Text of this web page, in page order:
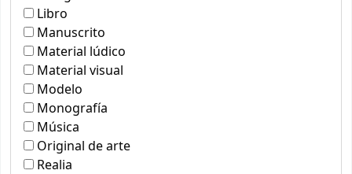
Libro
Manuscrito
Material lúdico
Material visual
Modelo
Monografía
Música
Original de arte
Realia